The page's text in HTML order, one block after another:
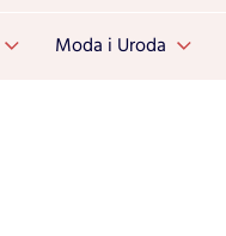
Moda i Uroda